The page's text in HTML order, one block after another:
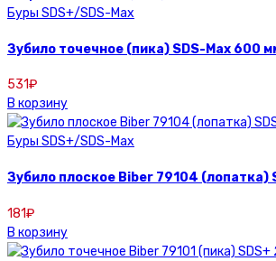
Буры SDS+/SDS-Max
Зубило точечное (пика) SDS-Max 600
531₽
В корзину
Буры SDS+/SDS-Max
Зубило плоское Biber 79104 (лопатка)
181₽
В корзину